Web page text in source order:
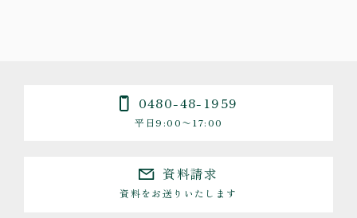
0480-48-1959
平日9:00〜17:00
資料請求
資料をお送りいたします